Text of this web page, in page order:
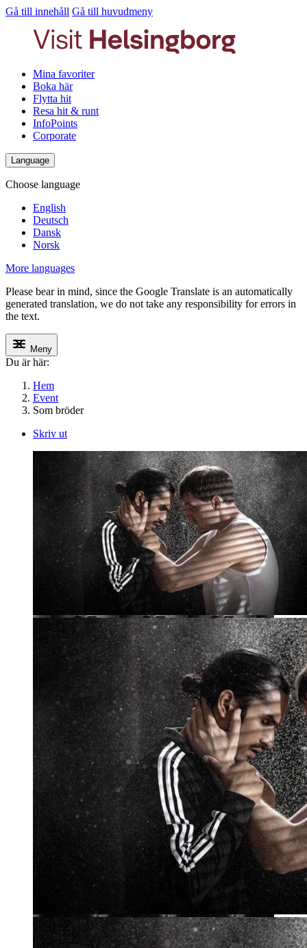
Gå till innehåll Gå till huvudmeny
Mina favoriter
Boka här
Flytta hit
Resa hit & runt
InfoPoints
Corporate
Language
Choose language
English
Deutsch
Dansk
Norsk
More languages
Please bear in mind, since the Google Translate is an automatically
generated translation, we do not take any responsibility for errors in
the text.
Meny
Du är här:
Hem
Event
Som bröder
Skriv ut